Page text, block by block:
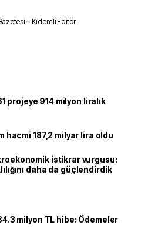
– Kıdemli Editör
projeye 914 milyon liralık
hacmi 187,2 milyar lira oldu
istikrar vurgusu:
daha da güçlendirdik
milyon TL hibe: Ödemeler